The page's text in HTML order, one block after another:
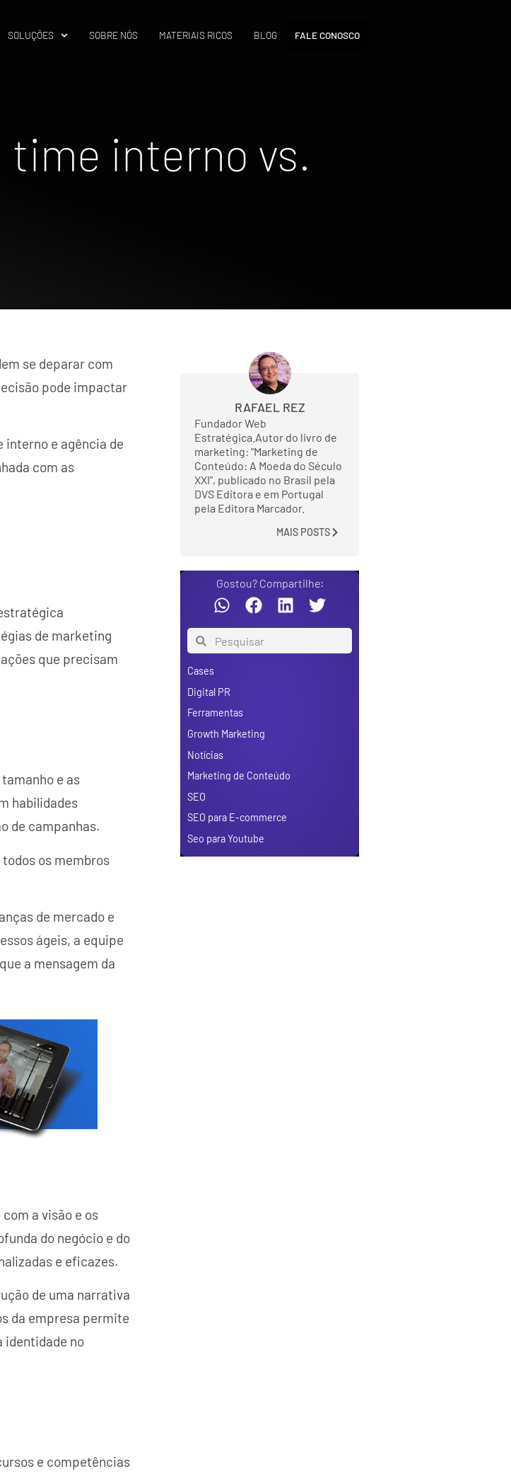
SOLUÇÕES SOBRE NÓS MATERIAIS RICOS BLOG FALE CONOSCO
interno vs.
se deparar com
pode impactar
interno e agência de
com as
de marketing
que precisam
e as
habilidades
de campanhas.
os membros
de mercado e
ágeis, a equipe
a mensagem da
a visão e os
do negócio e do
e eficazes.
de uma narrativa
da empresa permite
identidade no
e competências
RAFAEL REZ
Fundador Web
Estratégica.Autor do livro de
marketing: “Marketing de
Conteúdo: A Moeda do Século
XXI”, publicado no Brasil pela
DVS Editora e em Portugal
pela Editora Marcador.
MAIS POSTS
Gostou? Compartilhe:
Cases
Digital PR
Ferramentas
Growth Marketing
Notícias
Marketing de Conteúdo
SEO
SEO para E-commerce
Seo para Youtube